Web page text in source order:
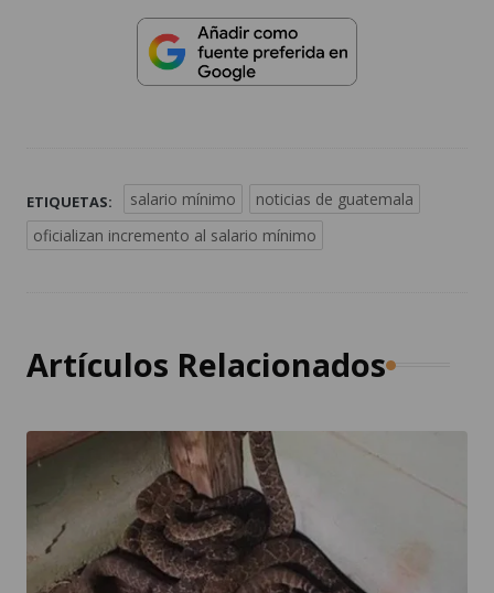
ETIQUETAS: salario mínimo
noticias de guatemala
oficializan incremento al salario mínimo
Artículos Relacionados